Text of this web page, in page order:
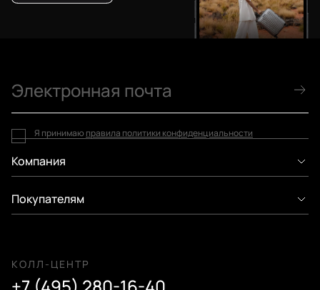
Компания
Покупателям
КОЛЛ-ЦЕНТР
Я принимаю правила политики конфиденциальности